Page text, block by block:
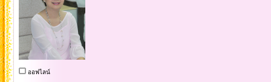
ออฟไลน์